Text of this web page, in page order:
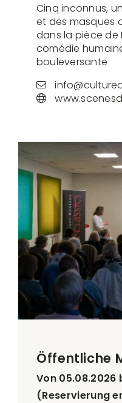
Cinq inconnus,
et des masques
dans la pièce de
comédie
bouleversante
Öffentliche
Von 05.08.2026
(Reservierung